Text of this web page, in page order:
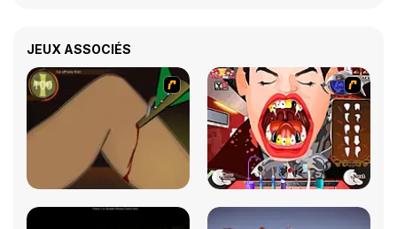
JEUX ASSOCIÉS